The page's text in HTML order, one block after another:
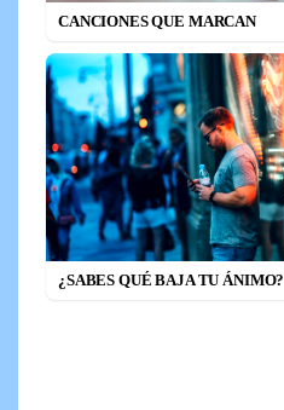
CANCIONES QUE MARCAN
¿SABES QUÉ BAJA TU ÁNIMO?